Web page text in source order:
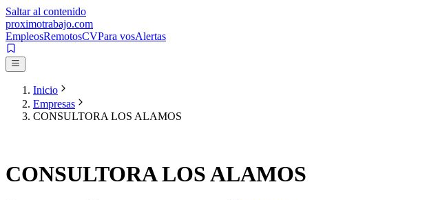
Saltar al contenido
proximotrabajo.com
EmpleosRemotosCVPara vosAlertas
Inicio
Empresas
CONSULTORA LOS ALAMOS
CONSULTORA LOS ALAMOS